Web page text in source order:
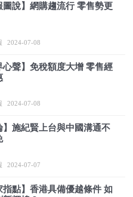
圖說】網購趨流行 零售勢更
2024-07-08
心聲】免稅額度大增 零售經
2024-07-08
】施紀賢上台與中國溝通不
2024-07-07
指點】香港具備優越條件 如